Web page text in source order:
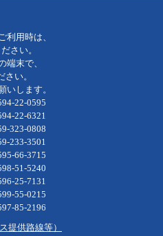
用時は、
さい。
末で、
い。
します。
0595
0808
233-3501
66-3715
51-5240
7131
0215
2196
提供路線等）